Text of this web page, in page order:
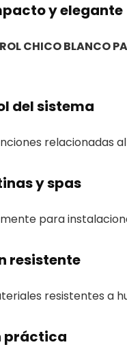
y elegante
CHICO BLANCO
del sistema
relacionadas
y spas
para
resistente
resistentes a
práctica